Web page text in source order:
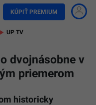
KÚPIŤ PREMIUM
UP TV
dvojnásobne v
priemerom
historicky